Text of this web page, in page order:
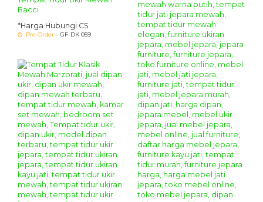
Bacci
*Harga Hubungi CS
Pre Order - GF-DK 059